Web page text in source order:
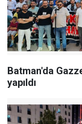
Batman'da
yapıldı